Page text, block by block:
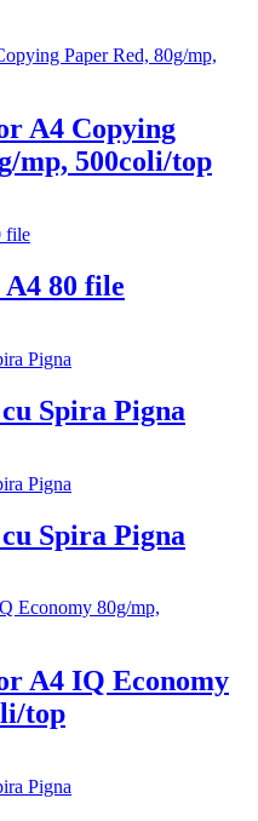
A4 Copying
mp, 500coli/top
80 file
Spira Pigna
Spira Pigna
A4 IQ Economy
top